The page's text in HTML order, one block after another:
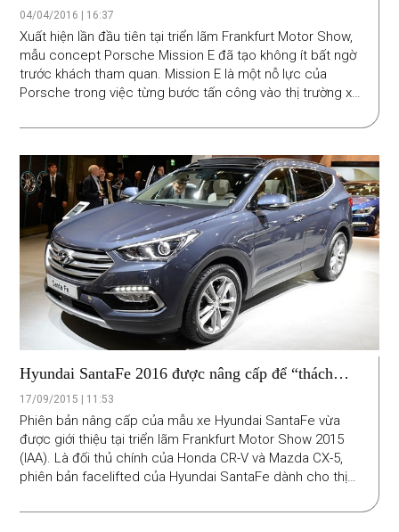
E concept
04/04/2016 | 16:37
Xuất hiện lần đầu tiên tại triển lãm Frankfurt Motor Show,
mẫu concept Porsche Mission E đã tạo không ít bất ngờ
trước khách tham quan. Mission E là một nỗ lực của
Porsche trong việc từng bước tấn công vào thị trường xe
Hyundai SantaFe 2016 được nâng cấp để “thách
đấu” CRV và CX-5
17/09/2015 | 11:53
Phiên bản nâng cấp của mẫu xe Hyundai SantaFe vừa
được giới thiệu tại triển lãm Frankfurt Motor Show 2015
(IAA). Là đối thủ chính của Honda CR-V và Mazda CX-5,
phiên bản facelifted của Hyundai SantaFe dành cho thị
tính năng an toàn, tiện ích.